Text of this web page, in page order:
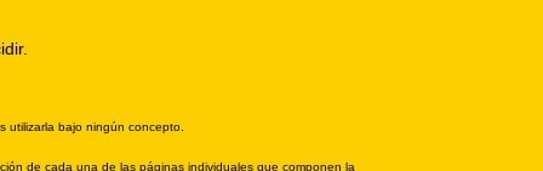
utilizarla bajo ningún concepto.
de cada una de las páginas individuales que componen la